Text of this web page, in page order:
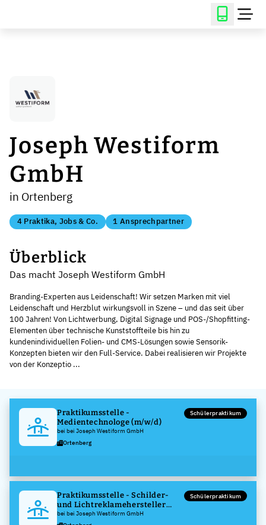
Joseph Westiform
GmbH
in Ortenberg
4 Praktika, Jobs & Co. 1 Ansprechpartner
Überblick
Das macht Joseph Westiform GmbH
Branding-Experten aus Leidenschaft! Wir setzen Marken mit viel
Leidenschaft und Herzblut wirkungsvoll in Szene – und das seit über
100 Jahren! Von Lichtwerbung, Digital Signage und POS-/Shopfitting-
Elementen über technische Kunststoffteile bis hin zu
kundenindividuellen Folien- und CMS-Lösungen sowie Sensorik-
Konzepten bieten wir den Full-Service. Dabei realisieren wir Projekte
von der Konzeptio ...
Praktikumsstelle -
Medientechnologe (m/w/d)
bei bei Joseph Westiform GmbH
Schülerpraktikum
Ortenberg
Praktikumsstelle - Schilder-
und Lichtreklamehersteller
(m/w/d)
bei bei Joseph Westiform GmbH
Schülerpraktikum